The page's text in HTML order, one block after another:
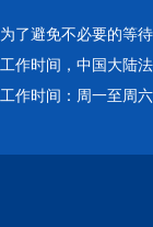
为了避免不必要的等
工作时间，中国大陆法
工作时间：周一至周